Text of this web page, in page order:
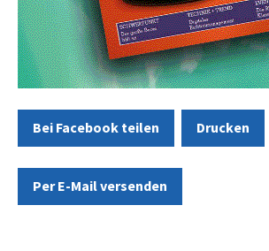
Bei Facebook teilen Drucken
Per E-Mail versenden